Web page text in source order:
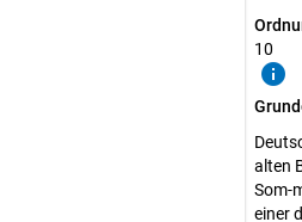
10
info
alten
Som-
einer